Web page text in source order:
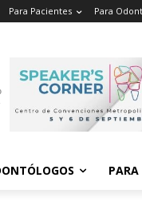
Para Pacientes Para